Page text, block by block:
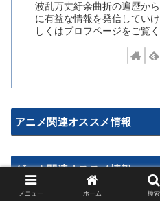
波乱万丈紆余曲折の遍歴か
に有益な情報を発信してい
しくはプロフページをご覧く
アニメ関連オススメ情報
ゲーム関連オススメ情報
メニュー ホーム 検索